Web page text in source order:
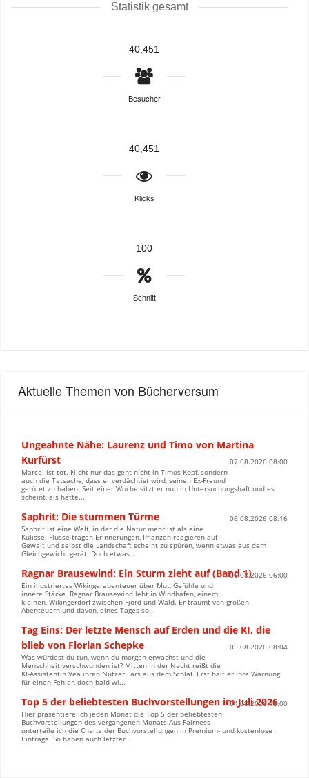
Statistik gesamt
40,451
Besucher
40,451
Klicks
100
Schnitt
Aktuelle Themen von Bücherversum
Ungeahnte Nähe: Laurenz und Timo von Martina
Kurfürst
07.08.2026 08:00
Marcel ist tot. Nicht nur das geht nicht in Timos Kopf, sondern
auch die Tatsache, dass er verdächtigt wird, seinen Ex-Freund
getötet zu haben. Seit einer Woche sitzt er nun in Untersuchungshaft und es
scheint, als hätte...
Saphrit: Die stummen Türme
06.08.2026 08:16
Saphrit ist eine Welt, in der die Natur mehr ist als eine
Kulisse. Flüsse tragen Erinnerungen, Pflanzen reagieren auf
Gewalt und selbst die Landschaft scheint zu spüren, wenn etwas aus dem
Gleichgewicht gerät. Doch etwas...
Ragnar Brausewind: Ein Sturm zieht auf (Band 1)06.08.2026 06:00
Ein illustriertes Wikingerabenteuer über Mut, Gefühle und
innere Stärke. Ragnar Brausewind lebt in Windhafen, einem
kleinen, Wikingerdorf zwischen Fjord und Wald. Er träumt von großen
Abenteuern und davon, eines Tages so...
Tag Eins: Der letzte Mensch auf Erden und die KI, die
blieb von Florian Schepke
05.08.2026 08:04
Was würdest du tun, wenn du morgen erwachst und die
Menschheit verschwunden ist? Mitten in der Nacht reißt die
KI-Assistentin Veā ihren Nutzer Lars aus dem Schlaf. Erst hält er ihre Warnung
für einen Fehler, doch bald wi...
Top 5 der beliebtesten Buchvorstellungen im Juli 2026
04.08.2026 13:00
Hier präsentiere ich jeden Monat die Top 5 der beliebtesten
Buchvorstellungen des vergangenen Monats.Aus Fairness
unterteile ich die Charts der Buchvorstellungen in Premium- und kostenlose
Einträge. So haben auch letzter...